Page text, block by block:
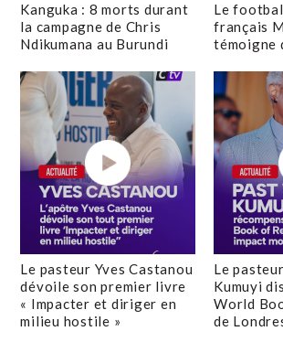
Kanguka : 8 morts durant
la campagne de Chris
Ndikumana au Burundi
Le
français
témoigne
Le pasteur Yves Castanou
dévoile son premier livre
« Impacter et diriger en
milieu hostile »
Le
Kumuyi
World
de